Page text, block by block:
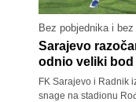
Bez pobjednika i
Sarajevo
odnio veliki bod
FK Sarajevo i Radnik
snage na stadionu